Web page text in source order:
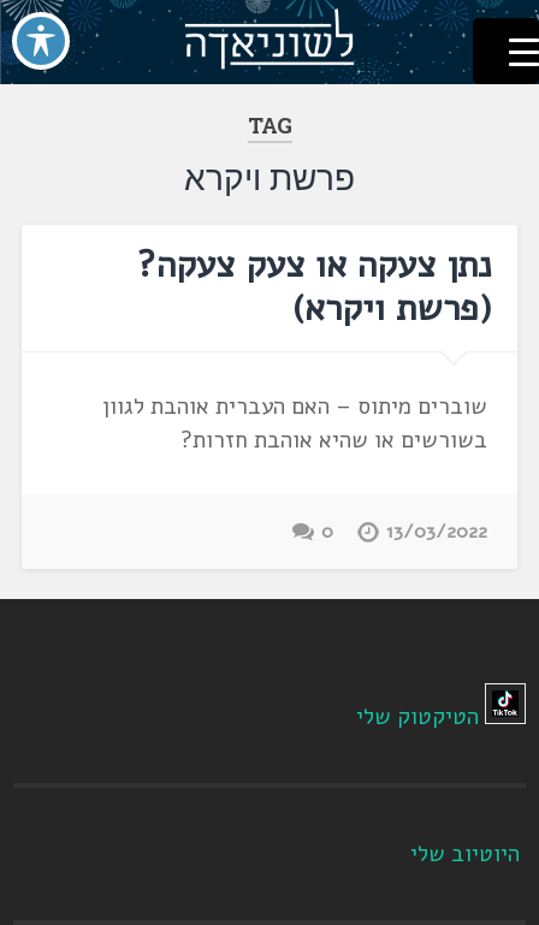
דלג
לתוכן
לשוניאדה
עברית. לשון. שפה
TAG
פרשת ויקרא
נתן צעקה או צעק צעקה?
(פרשת ויקרא)
שוברים מיתוס – האם העברית אוהבת לגוון
בשורשים או שהיא אוהבת חזרות?
13/03/2022
0
הטיקטוק שלי
היוטיוב שלי